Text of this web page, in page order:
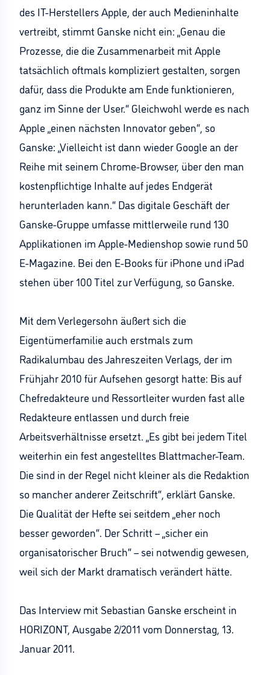
des IT-Herstellers Apple, der auch Medieninhalte
vertreibt, stimmt Ganske nicht ein: „Genau die
Prozesse, die die Zusammenarbeit mit Apple
tatsächlich oftmals kompliziert gestalten, sorgen
dafür, dass die Produkte am Ende funktionieren,
ganz im Sinne der User.“ Gleichwohl werde es nach
Apple „einen nächsten Innovator geben“, so
Ganske: „Vielleicht ist dann wieder Google an der
Reihe mit seinem Chrome-Browser, über den man
kostenpflichtige Inhalte auf jedes Endgerät
herunterladen kann.“ Das digitale Geschäft der
Ganske-Gruppe umfasse mittlerweile rund 130
Applikationen im Apple-Medienshop sowie rund 50
E-Magazine. Bei den E-Books für iPhone und iPad
stehen über 100 Titel zur Verfügung, so Ganske.
Mit dem Verlegersohn äußert sich die
Eigentümerfamilie auch erstmals zum
Radikalumbau des Jahreszeiten Verlags, der im
Frühjahr 2010 für Aufsehen gesorgt hatte: Bis auf
Chefredakteure und Ressortleiter wurden fast alle
Redakteure entlassen und durch freie
Arbeitsverhältnisse ersetzt. „Es gibt bei jedem Titel
weiterhin ein fest angestelltes Blattmacher-Team.
Die sind in der Regel nicht kleiner als die Redaktion
so mancher anderer Zeitschrift“, erklärt Ganske.
Die Qualität der Hefte sei seitdem „eher noch
besser geworden“. Der Schritt – „sicher ein
organisatorischer Bruch“ – sei notwendig gewesen,
weil sich der Markt dramatisch verändert hätte.
Das Interview mit Sebastian Ganske erscheint in
HORIZONT, Ausgabe 2/2011 vom Donnerstag, 13.
Januar 2011.